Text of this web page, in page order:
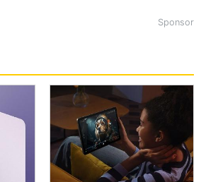
Sponsor